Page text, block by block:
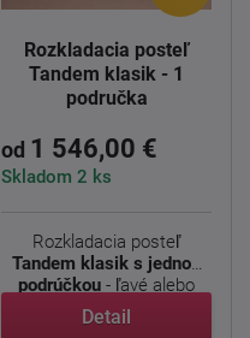
Rozkladacia posteľ
Tandem klasik - 1
područka
od 1 546,00 €
Skladom 2 ks
Rozkladacia posteľ
Tandem klasik s jednou
podrúčkou - ľavé alebo
pravé ...
Detail